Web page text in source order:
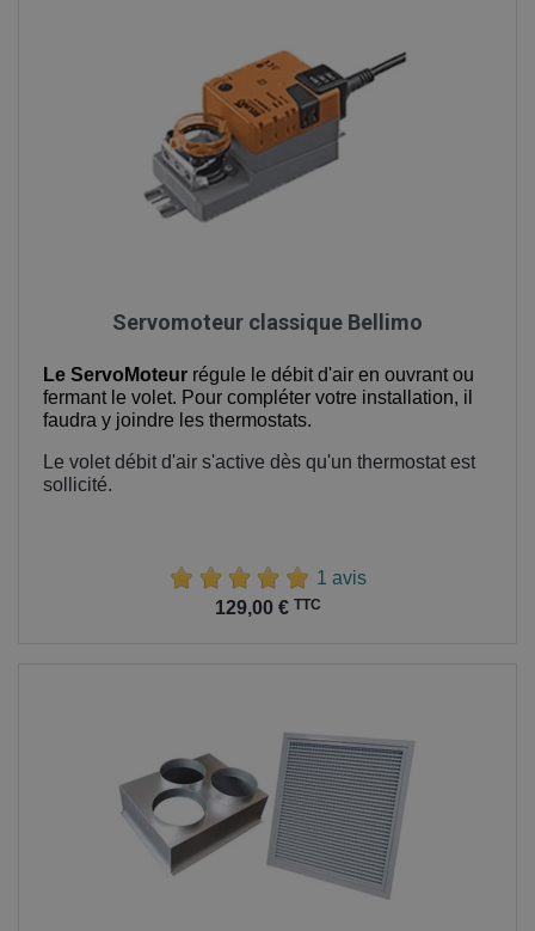
Servomoteur classique Bellimo
Le ServoMoteur régule le débit d'air en ouvrant ou
fermant le volet. Pour compléter votre installation, il
faudra y joindre les thermostats.
Le volet débit d'air s'active dès qu'un thermostat est
sollicité.
1 avis
129,00 € TTC